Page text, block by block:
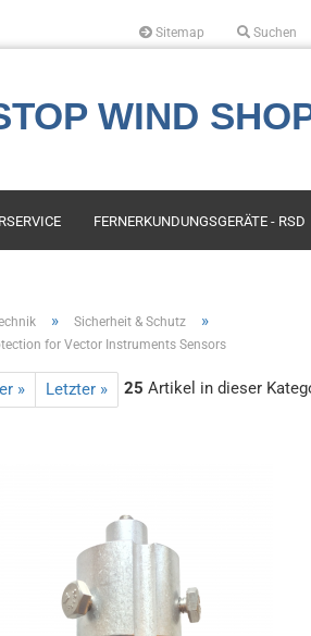
Sitemap Suchen
Lieferland
Konto erstellen
WIND
FERNERKUNDUNGSGERÄTE - RSD
Kauf
LIDAR Services und Miete
Air Quality, Emission &
Atmospheric Conditions
» Sicherheit & Schutz »
for Vector Instruments Sensors
» Letzter » 25 Artikel in dieser